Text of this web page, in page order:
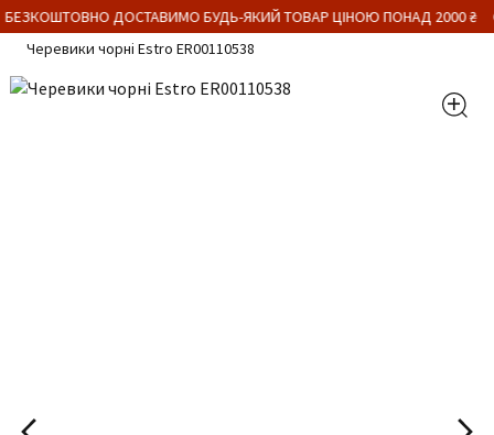
ДОСТАВИМО БУДЬ-ЯКИЙ ТОВАР ЦІНОЮ ПОНАД 2000 ₴
Черевики чорні Estro ER00110538